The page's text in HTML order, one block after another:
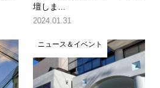
壇しま...
2024.01.31
ニュース＆イベント